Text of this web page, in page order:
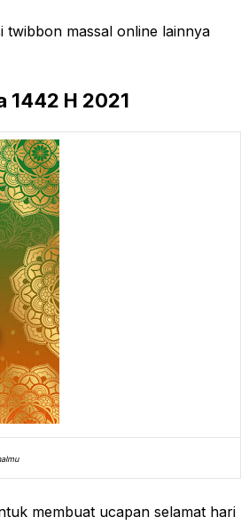
twibbon massal online lainnya
1442 H 2021
membuat ucapan selamat hari